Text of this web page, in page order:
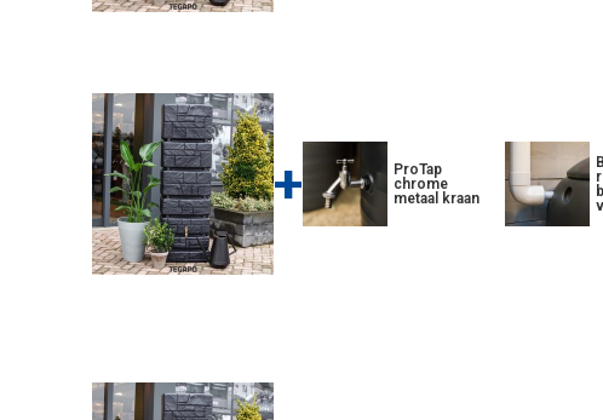
+
ProTap
chrome
metaal kraan